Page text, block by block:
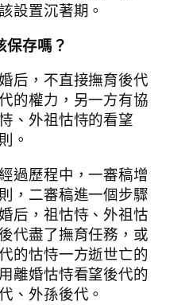
設置沉著期。
保存嗎？
后，不直接撫育後代
的權力，另一方有協
、外祖怙恃的看望
。
過歷程中，一審稿增
，二審稿進一個步驟
后，祖怙恃、外祖怙
代盡了撫育任務，或
的怙恃一方逝世亡的
離婚怙恃看望後代的
、外孫後代。